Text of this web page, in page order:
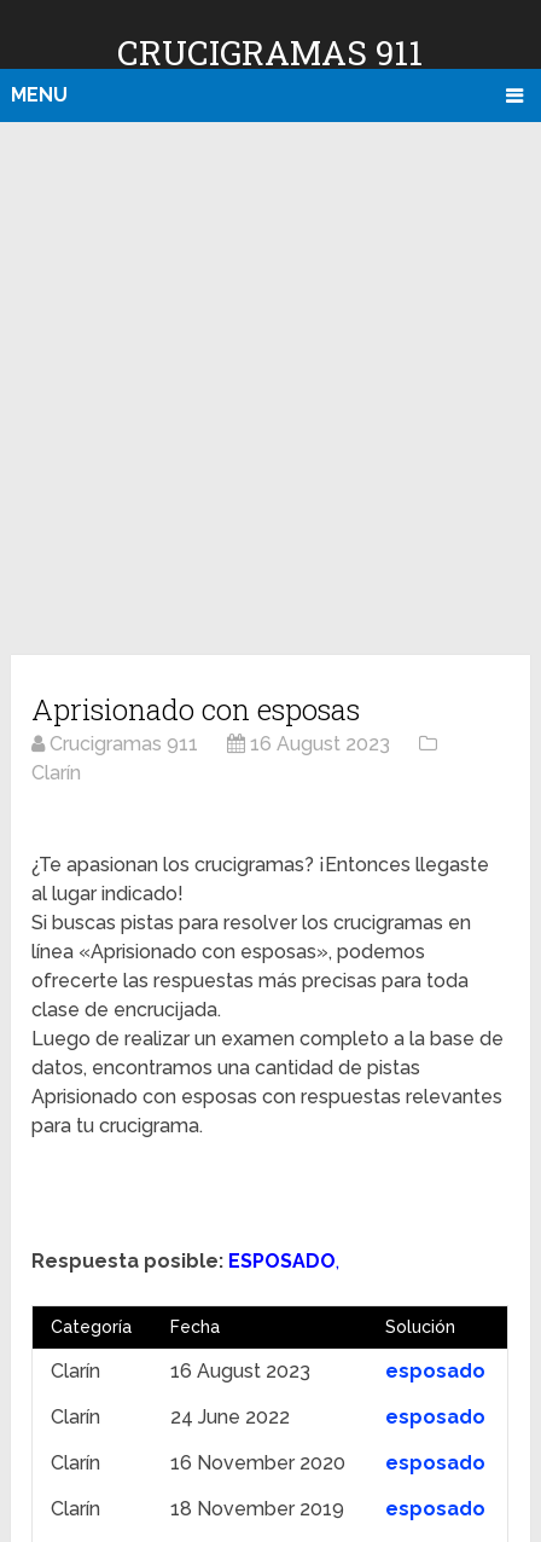
CRUCIGRAMAS 911
MENU
Aprisionado con esposas
Crucigramas 911
16 August 2023
Clarín
¿Te apasionan los crucigramas? ¡Entonces llegaste
al lugar indicado!
Si buscas pistas para resolver los crucigramas en
línea «Aprisionado con esposas», podemos
ofrecerte las respuestas más precisas para toda
clase de encrucijada.
Luego de realizar un examen completo a la base de
datos, encontramos una cantidad de pistas
Aprisionado con esposas con respuestas relevantes
para tu crucigrama.
Respuesta posible: ESPOSADO,
Categoría Fecha Solución
Clarín 16 August 2023
esposado
Clarín
24 June 2022
esposado
Clarín
16 November 2020
esposado
Clarín
18 November 2019
esposado